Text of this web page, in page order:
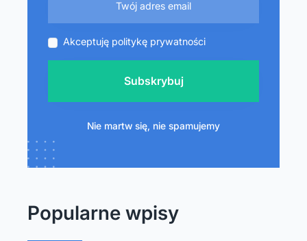
Akceptuję politykę prywatności
Subskrybuj
Nie martw się, nie spamujemy
Popularne wpisy